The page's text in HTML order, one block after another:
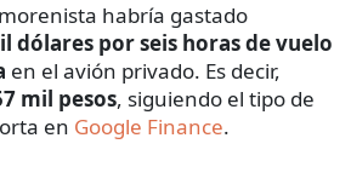
habría gastado
dólares por seis horas de vuelo
en el avión privado. Es decir,
mil pesos, siguiendo el tipo de
en Google Finance.